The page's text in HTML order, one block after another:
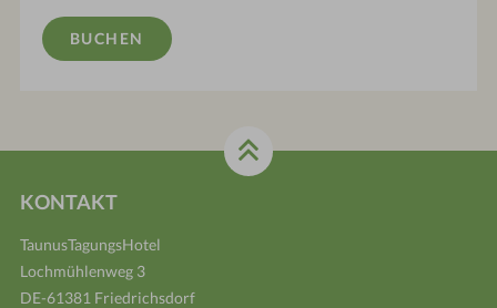
BUCHEN
KONTAKT
TaunusTagungsHotel
Lochmühlenweg 3
DE-61381 Friedrichsdorf